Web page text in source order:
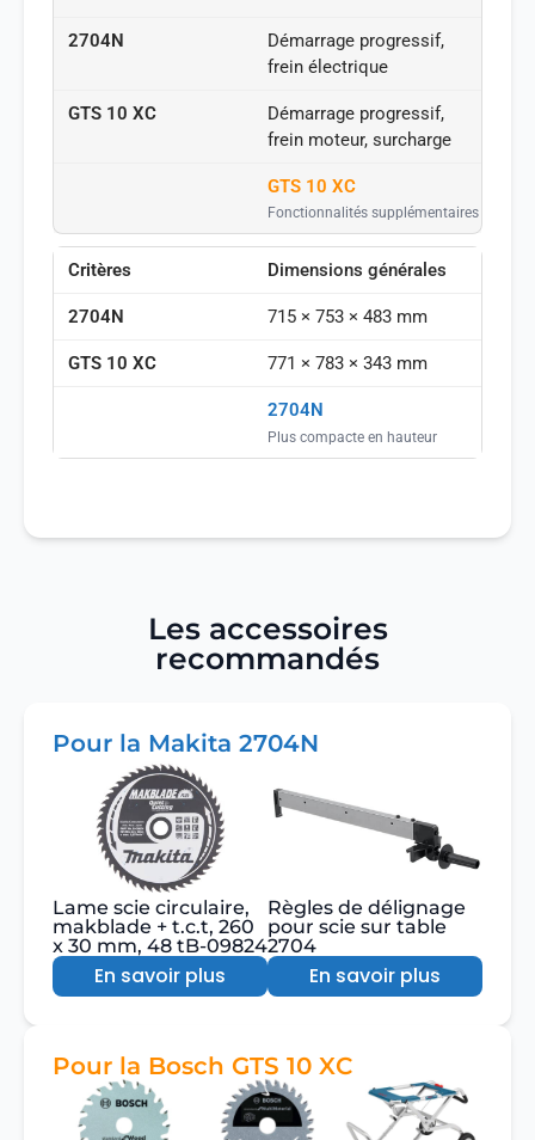
Démarrage progressif,
frein électrique
Démarrage progressif,
frein moteur, surcharge
GTS 10 XC
Fonctionnalités supplémentaires
Dimensions générales
715 × 753 × 483 mm
771 × 783 × 343 mm
2704N
Plus compacte en hauteur
Les accessoires
recommandés
Pour la Makita 2704N
Lame scie circulaire,
makblade + t.c.t, 260
x 30 mm, 48 tB-09824
En savoir plus
Règles de délignage
pour scie sur table
2704
En savoir plus
Pour la Bosch GTS 10 XC